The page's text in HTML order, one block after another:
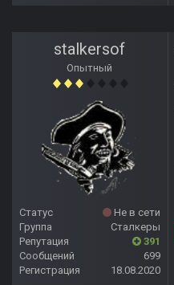
stalkersof
Опытный
Статус
Не в сети
Группа
Сталкеры
Репутация
391
Сообщений
699
Регистрация
18.08.2020